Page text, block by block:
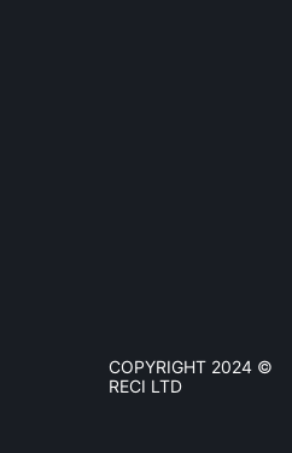
COPYRIGHT 2024 ©
RECI LTD